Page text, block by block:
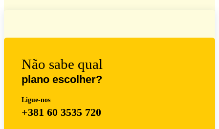
Não sabe qual
plano escolher?
Ligue-nos
+381 60 3535 720